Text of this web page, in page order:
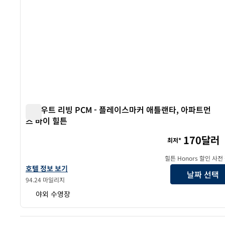
스카우트 리빙 PCM - 플레이스마커 애틀랜타, 아파트먼
츠 바이 힐튼
스카우트 리빙 PCM - 플레이스마커 애틀랜타, 아파트먼츠 바이 힐튼의
호텔 정보 보기
94.24 마일리지
최저* 170달러
힐튼 Honors 할인 사전
날짜 선택
야외 수영장